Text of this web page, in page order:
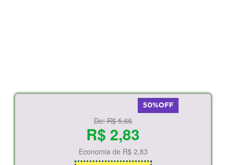
50%OFF
De:R$ 5,66
R$ 2,83
Economia de R$ 2,83